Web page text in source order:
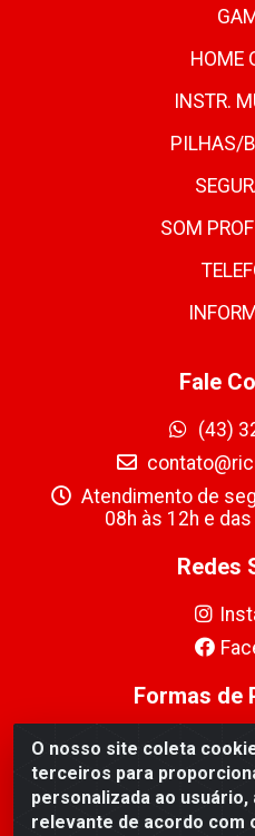
O nosso site coleta
terceiros para
personalizada ao
relevante de acordo com
HOME
INSTR.
PILHAS/
SOM
Fale
(43)
Atendimento de
08h às 12h e
Redes
Formas de
Ricopeças Comércio de